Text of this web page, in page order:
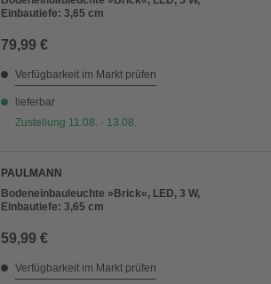
Einbautiefe: 3,65 cm
79,99 €
Verfügbarkeit im Markt prüfen
lieferbar
Zustellung 11.08. - 13.08.
PAULMANN
Bodeneinbauleuchte »Brick«, LED, 3 W,
Einbautiefe: 3,65 cm
59,99 €
Verfügbarkeit im Markt prüfen